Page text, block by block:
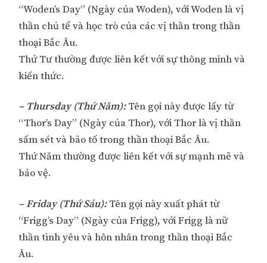
“Woden’s Day” (Ngày của Woden), với Woden là vị
thần chủ tể và học trò của các vị thần trong thần
thoại Bắc Âu.
Thứ Tư thường được liên kết với sự thông minh và
kiến thức.
– Thursday (Thứ Năm):Tên gọi này được lấy từ
“Thor’s Day” (Ngày của Thor), với Thor là vị thần
sấm sét và bão tố trong thần thoại Bắc Âu.
Thứ Năm thường được liên kết với sự mạnh mẽ và
bảo vệ.
– Friday (Thứ Sáu):Tên gọi này xuất phát từ
“Frigg’s Day” (Ngày của Frigg), với Frigg là nữ
thần tình yêu và hôn nhân trong thần thoại Bắc
Âu.